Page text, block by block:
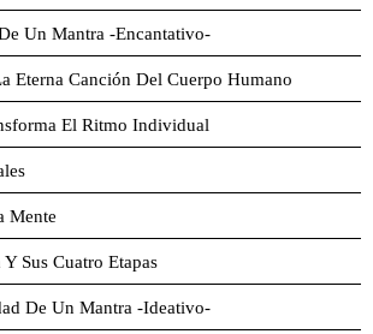
Un Mantra -Encantativo-
Eterna Canción Del Cuerpo Humano
El Ritmo Individual
Mente
Sus Cuatro Etapas
De Un Mantra -Ideativo-